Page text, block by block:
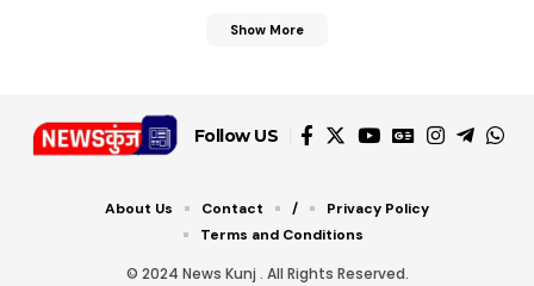
Show More
Follow US
© 2024 News Kunj . All Rights Reserved.
About Us Contact /
Privacy Policy
Terms and Conditions